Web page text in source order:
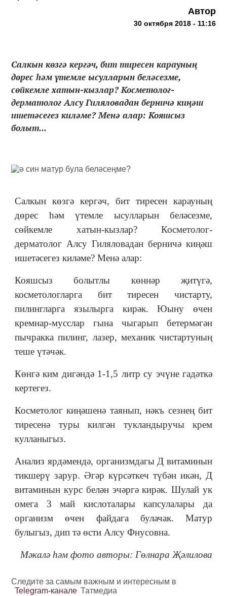
Автор
30 октября 2018 - 11:16
Салкын көзгә кергәч, бит тиресен карауның
дөрес һәм үтемле ысулларын беләсезме,
сөйкемле хатын-кызлар? Косметолог-
дерматолог Алсу Гиляловадан берничә киңәш
ишетәсегез киләме? Менә алар: Кояшсыз
болыт...
Салкын көзгә кергәч, бит тиресен карауның
дөрес һәм үтемле ысулларын беләсезме,
сөйкемле хатын-кызлар? Косметолог-
дерматолог Алсу Гиляловадан берничә киңәш
ишетәсегез киләме? Менә алар:
Кояшсыз болытлы көннәр җитүгә,
косметологларга бит тиресен чистарту,
пилингларга язылырга кирәк. Юыну өчен
кремнар-мусслар гына чыгарып бетермәгән
пычракка пилинг, лазер, механик чистартуның
теше үтәчәк.
Көнгә ким дигәндә 1-1,5 литр су эчүне гадәткә
кертегез.
Косметолог киңәшенә таянып, нәкъ сезнең бит
тиресенә туры килгән тукландыручы крем
кулланыгыз.
Анализ ярдәмендә, организмдагы Д витаминын
тикшерү зарур. Әгәр күрсәткеч түбән икән, Д
витаминын курс белән эчәргә кирәк. Шулай ук
омега 3 май кислоталары капсулалары да
организм өчен файдага булачак. Матур
булыгыз, дип тә өсти Алсу Фнусовна.
Мәкалә һәм фото авторы: Гөлнара Җәлилова
Следите за самым важным и интересным в
Telegram-канале Татмедиа